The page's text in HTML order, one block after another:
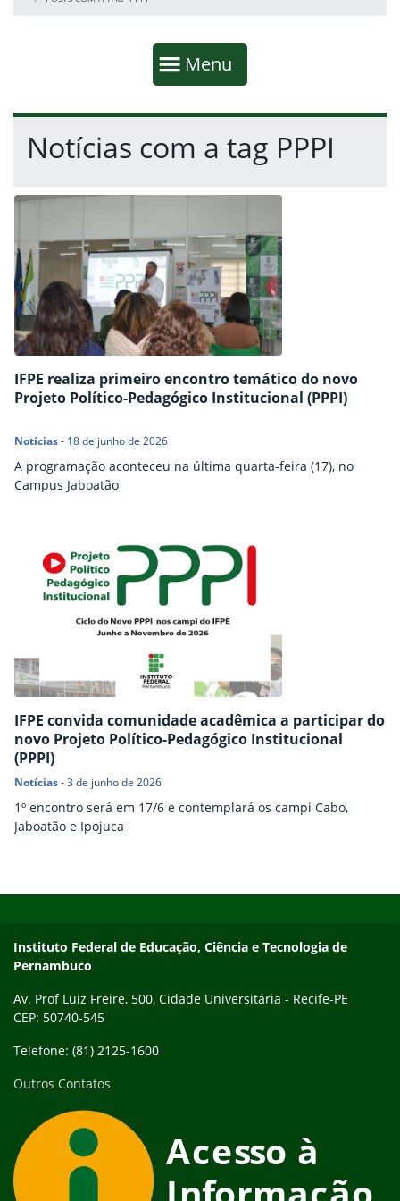
Mostrar
Menu
Fim da navegação
Início do conteúdo
Notícias com a tag PPPI
IFPE realiza primeiro encontro temático do novo
Projeto Político-Pedagógico Institucional (PPPI)
Notícias- 18 de junho de 2026
A programação aconteceu na última quarta-feira (17), no
Campus Jaboatão
IFPE convida comunidade acadêmica a participar do
novo Projeto Político-Pedagógico Institucional
(PPPI)
Notícias-3 de junho de 2026
1º encontro será em 17/6 e contemplará os campi Cabo,
Jaboatão e Ipojuca
Instituto Federal de Educação, Ciência e Tecnologia de
Pernambuco
Av. Prof Luiz Freire, 500, Cidade Universitária - Recife-PE
CEP: 50740-545
Telefone: (81) 2125-1600
Outros Contatos